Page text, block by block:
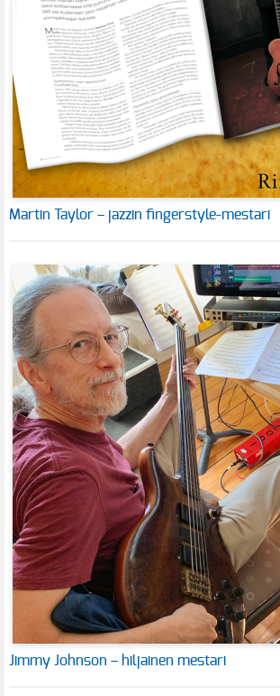
Martin Taylor – jazzin fingerstyle-mestari
Jimmy Johnson – hiljainen mestari